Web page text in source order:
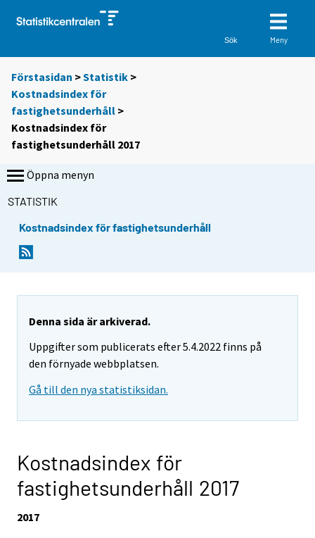
Sök Meny
Förstasidan >Statistik >
Kostnadsindex för
fastighetsunderhåll >
Kostnadsindex för
fastighetsunderhåll 2017
Öppna menyn
STATISTIK
Kostnadsindex för fastighetsunderhåll
Denna sida är arkiverad.
Uppgifter som publicerats efter 5.4.2022 finns på
den förnyade webbplatsen.
Gå till den nya statistiksidan.
Kostnadsindex för
fastighetsunderhåll 2017
2017